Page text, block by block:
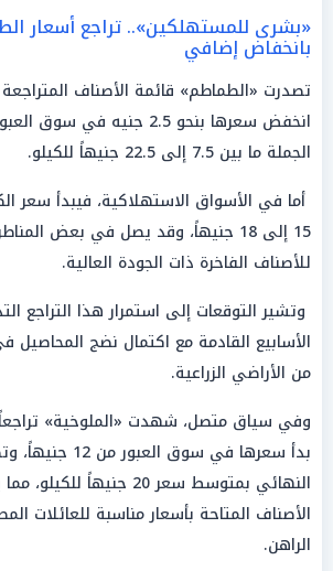
«بشرى للمستهلكين».. تراجع أسعار
بانخفاض إضافي
تصدرت «الطماطم» قائمة الأصناف المتراجعة
انخفض سعرها بنحو 2.5 جنيه في
الجملة ما بين 7.5 إلى 22.5 جنيهاً للكيلو.
أما في الأسواق الاستهلاكية، فيبدأ سعر
للأصناف الفاخرة ذات الجودة العالية.
وتشير التوقعات إلى استمرار هذا التراجع
الأسابيع القادمة مع اكتمال نضج
من الأراضي الزراعية.
وفي سياق متصل، شهدت «الملوخية»
بدأ سعرها في سوق
النهائي بمتوسط سعر 20 جنيهاً
الأصناف المتاحة بأسعار مناسبة للعائلات
الراهن.